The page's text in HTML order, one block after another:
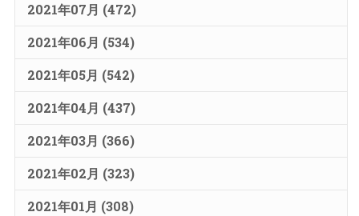
2021年07月 (472)
2021年06月 (534)
2021年05月 (542)
2021年04月 (437)
2021年03月 (366)
2021年02月 (323)
2021年01月 (308)